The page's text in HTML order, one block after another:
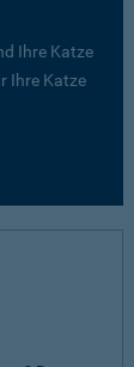
Ihre Katze
Ihre Katze